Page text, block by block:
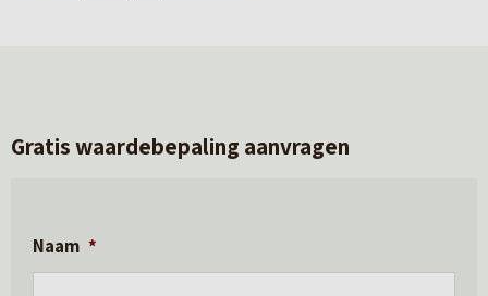
Gratis waardebepaling aanvragen
Naam *